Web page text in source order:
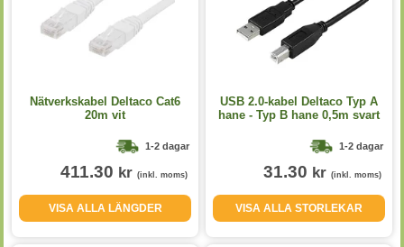
Nätverkskabel Deltaco Cat6
20m vit
1-2 dagar
411.30 kr (inkl. moms)
VISA ALLA LÄNGDER
USB 2.0-kabel Deltaco Typ A
hane - Typ B hane 0,5m svart
1-2 dagar
31.30 kr (inkl. moms)
VISA ALLA STORLEKAR